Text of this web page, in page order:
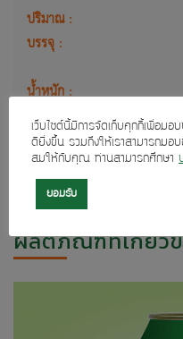
ปริมาณ :
บรรจุ :
น้ำหนัก :
อายุผลิตภัณฑ์ :
ผลิตภัณฑ์ที่เกี่ยว
เว็บไซต์นี้มีการจัดเก็บคุกกี้เพื่อมอ
ดียิ่งขึ้น รวมถึงให้เราสามารถมอ
สมให้กับคุณ ท่านสามารถศึกษา
ยอมรับ